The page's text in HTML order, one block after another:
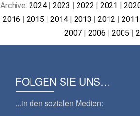
Archive: 2024| 2023 | 2022 | 2021 |
2016 | 2015 | 2014| 2013 | 2012 | 2011
2007| 2006 | 2005 |
FOLGEN SIE UNS…
...in den sozialen Medien: